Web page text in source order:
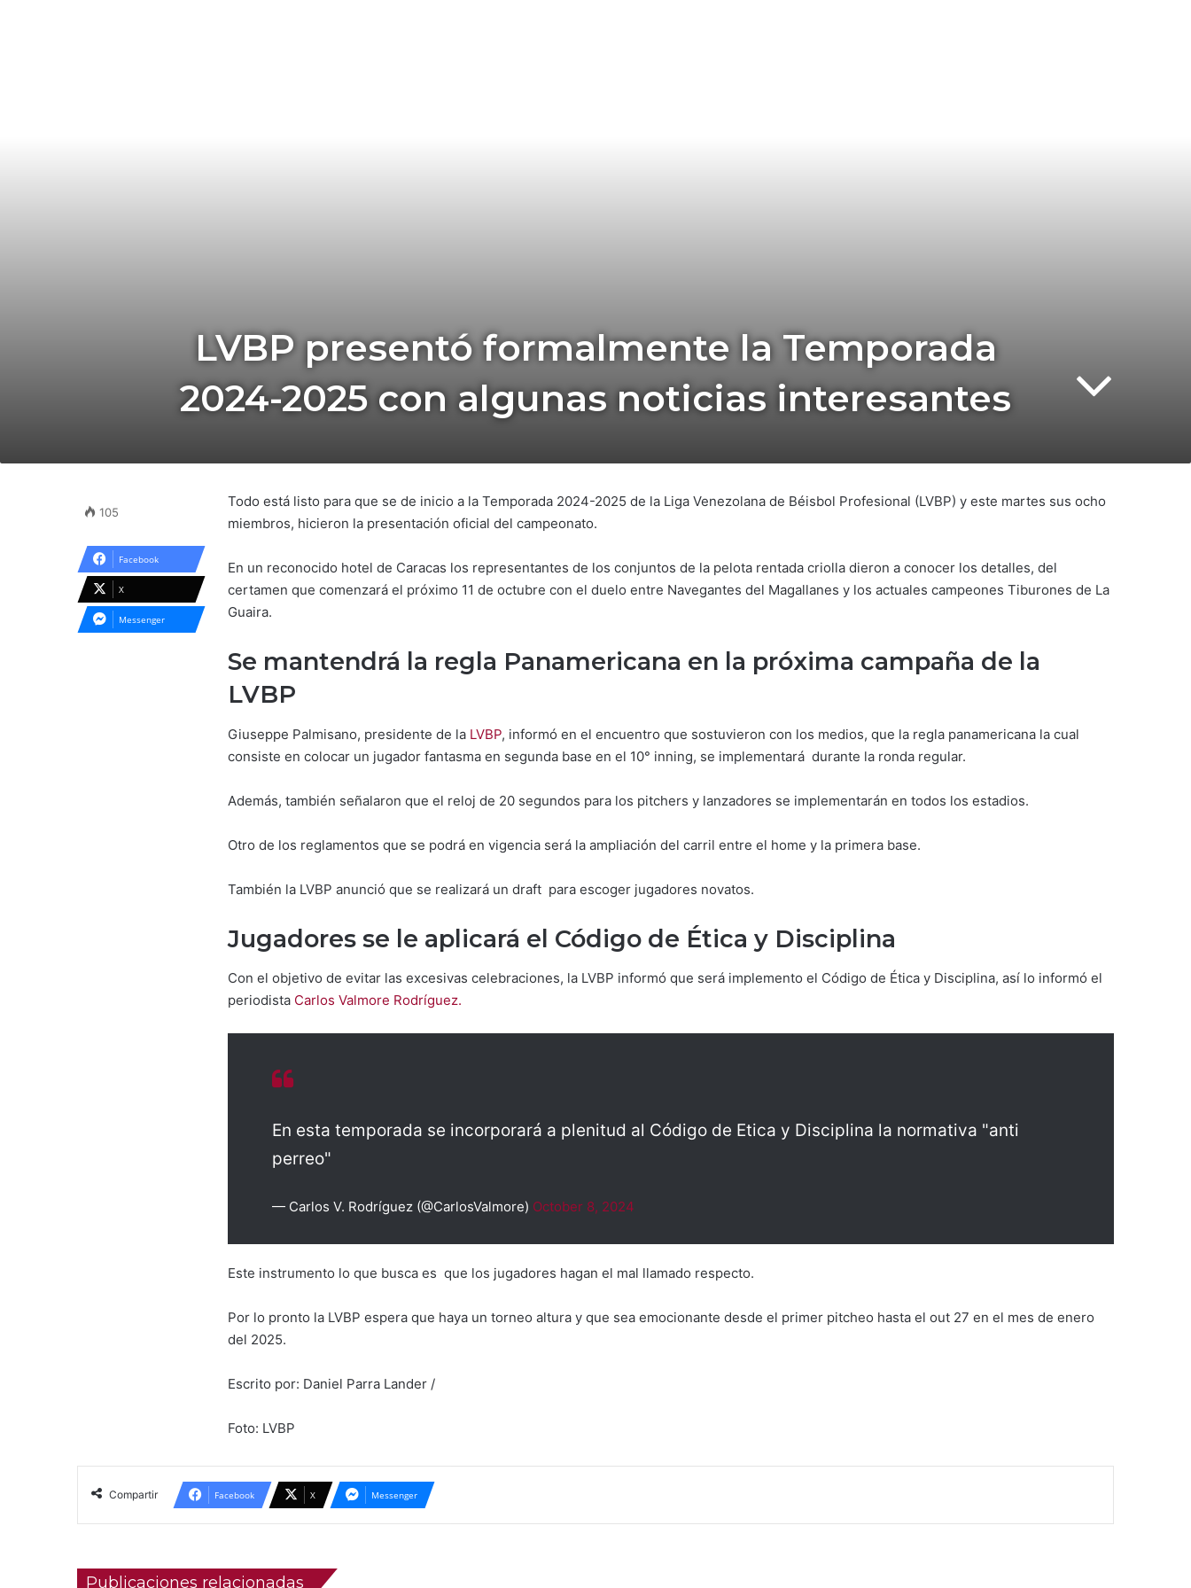
LVBP presentó formalmente la Temporada
2024-2025 con algunas noticias interesantes
Todo está listo para que se de inicio a la Temporada 2024-2025 de la Liga Venezolana de Béisbol Profesional (LVBP) y este martes sus ocho
miembros, hicieron la presentación oficial del campeonato.
En un reconocido hotel de Caracas los representantes de los conjuntos de la pelota rentada criolla dieron a conocer los detalles, del
certamen que comenzará el próximo 11 de octubre con el duelo entre Navegantes del Magallanes y los actuales campeones Tiburones de La
Guaira.
Se mantendrá la regla Panamericana en la próxima campaña de la
LVBP
Giuseppe Palmisano, presidente de la LVBP, informó en el encuentro que sostuvieron con los medios, que la regla panamericana la cual
consiste en colocar un jugador fantasma en segunda base en el 10° inning, se implementará durante la ronda regular.
Además, también señalaron que el reloj de 20 segundos para los pitchers y lanzadores se implementarán en todos los estadios.
Otro de los reglamentos que se podrá en vigencia será la ampliación del carril entre el home y la primera base.
También la LVBP anunció que se realizará un draft para escoger jugadores novatos.
Jugadores se le aplicará el Código de Ética y Disciplina
Con el objetivo de evitar las excesivas celebraciones, la LVBP informó que será implemento el Código de Ética y Disciplina, así lo informó el
periodista Carlos Valmore Rodríguez.
En esta temporada se incorporará a plenitud al Código de Etica y Disciplina la normativa "anti
perreo"
— Carlos V. Rodríguez (@CarlosValmore) October 8, 2024
Este instrumento lo que busca es que los jugadores hagan el mal llamado respecto.
Por lo pronto la LVBP espera que haya un torneo altura y que sea emocionante desde el primer pitcheo hasta el out 27 en el mes de enero
del 2025.
Escrito por: Daniel Parra Lander /
Foto: LVBP
105
Facebook
X
Messenger
Compartir Facebook X Messenger
Publicaciones relacionadas